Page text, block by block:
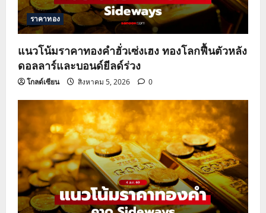
ราคาทอง
แนวโน้มราคาทองคำฮั่วเซ่งเฮง ทองโลกฟื้นตัวหลัง
ดอลลาร์และบอนด์ยีลด์ร่วง
โกลด์เซียน สิงหาคม 5, 2026 0